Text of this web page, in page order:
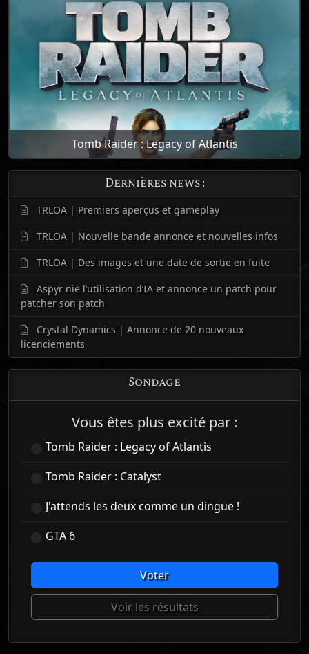
Tomb Raider : Legacy of Atlantis
Dernières news :
TRLOA | Premiers aperçus et gameplay
TRLOA | Nouvelle bande annonce et nouvelles infos
TRLOA | Des images et une date de sortie en fuite
Aspyr nie l’utilisation d’IA et annonce un patch pour
patcher son patch
Crystal Dynamics | Annonce de 20 nouveaux
licenciements
Sondage
Vous êtes plus excité par :
Tomb Raider : Legacy of Atlantis
Tomb Raider : Catalyst
J'attends les deux comme un dingue !
GTA 6
Voter
Voir les résultats